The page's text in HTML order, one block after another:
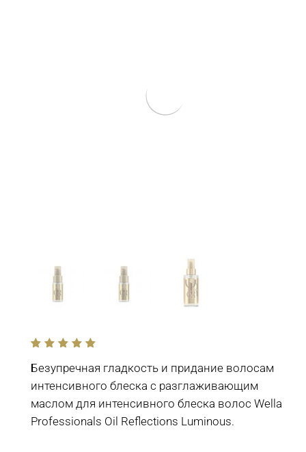
of
Безупречная гладкость и придание волосам
интенсивного блеска с разглаживающим
маслом для интенсивного блеска волос Wella
Professionals Oil Reflections Luminous.